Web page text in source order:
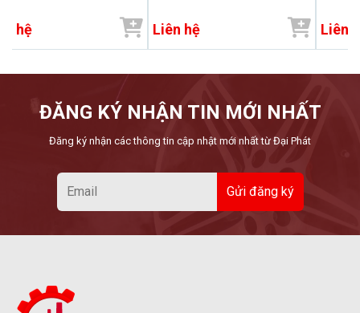
hệ Liên hệ Liên
ĐĂNG KÝ NHẬN TIN MỚI NHẤT
Đăng ký nhận các thông tin cập nhật mới nhất từ Đại Phát